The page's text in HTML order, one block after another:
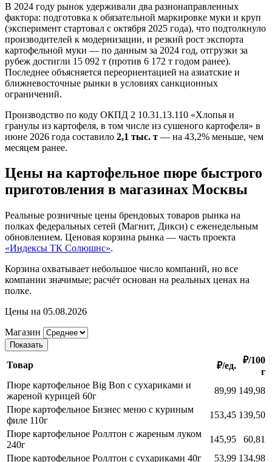
В 2024 году рынок удерживали два разнонаправленных
фактора: подготовка к обязательной маркировке муки и круп
(эксперимент стартовал с октября 2025 года), что подтолкнуло
производителей к модернизации, и резкий рост экспорта
картофельной муки — по данным за 2024 год, отгрузки за
рубеж достигли 15 092 т (против 6 172 т годом ранее).
Последнее объясняется переориентацией на азиатские и
ближневосточные рынки в условиях санкционных
ограничений.
Производство по коду ОКПД 2 10.31.13.110 «Хлопья и
гранулы из картофеля, в том числе из сушеного картофеля» в
июне 2026 года составило 2,1 тыс. т — на 43,2% меньше, чем
месяцем ранее.
Цены на картофельное пюре быстрого
приготовления в магазинах Москвы
Реальные розничные цены брендовых товаров рынка на
полках федеральных сетей (Магнит, Дикси) с еженедельным
обновлением. Ценовая корзина рынка — часть проекта
«Индексы ТК Солюшнс».
Корзина охватывает небольшое число компаний, но все
компании значимые; расчёт основан на реальных ценах на
полке.
Цены на 05.08.2026
Магазин
Показать
Товар ₽/ед.
₽/100
г
Пюре картофельное Big Bon с сухариками и
жареной курицей 60г
89,99 149,98
Пюре картофельное Бизнес меню с куриным
филе 110г
153,45 139,50
Пюре картофельное Роллтон с жареным луком
240г
145,95
60,81
Пюре картофельное Роллтон с сухариками 40г
53,99 134,98